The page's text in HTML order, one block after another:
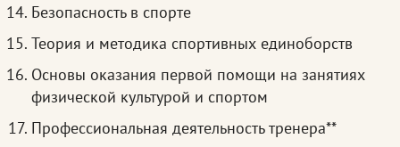
Безопасность в спорте
Теория и методика спортивных единоборств
Основы оказания первой помощи на занятиях
физической культурой и спортом
Профессиональная деятельность тренера**